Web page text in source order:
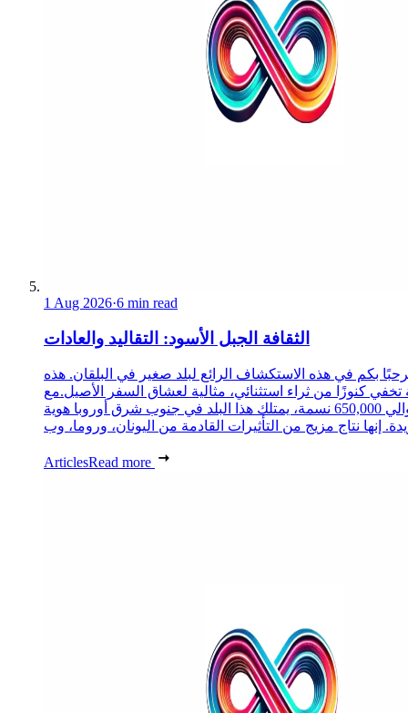
1 Aug 2026·6 min read
الثقافة الجبل الأسود: التقاليد والعادات
بكم في هذه الاستكشاف الرائع لبلد صغير في البلقان. هذه
تخفي كنوزًا من ثراء استثنائي، مثالية لعشاق السفر الأصيل.مع
حوالي 650,000 نسمة، يمتلك هذا البلد في جنوب شرق أوروبا هوية
ArticlesRead more